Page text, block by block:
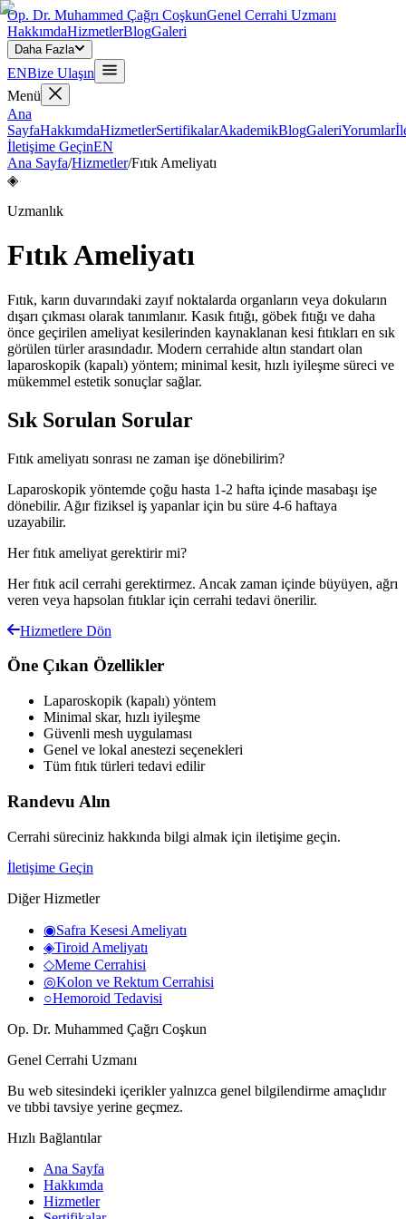
Op. Dr. Muhammed Çağrı CoşkunGenel Cerrahi Uzmanı
HakkımdaHizmetlerBlogGaleri
Daha Fazla
ENBize Ulaşın
Menü
Ana
SayfaHakkımdaHizmetlerSertifikalarAkademikBlogGaleriYorumlar
İletişime GeçinEN
Ana Sayfa/Hizmetler/Fıtık Ameliyatı
◈
Uzmanlık
Fıtık Ameliyatı
Fıtık, karın duvarındaki zayıf noktalarda organların veya dokuların
dışarı çıkması olarak tanımlanır. Kasık fıtığı, göbek fıtığı ve daha
önce geçirilen ameliyat kesilerinden kaynaklanan kesi fıtıkları en sık
görülen türler arasındadır. Modern cerrahide altın standart olan
laparoskopik (kapalı) yöntem; minimal kesit, hızlı iyileşme süreci ve
mükemmel estetik sonuçlar sağlar.
Sık Sorulan Sorular
Fıtık ameliyatı sonrası ne zaman işe dönebilirim?
Laparoskopik yöntemde çoğu hasta 1-2 hafta içinde masabaşı işe
dönebilir. Ağır fiziksel iş yapanlar için bu süre 4-6 haftaya
uzayabilir.
Her fıtık ameliyat gerektirir mi?
Her fıtık acil cerrahi gerektirmez. Ancak zaman içinde büyüyen, ağrı
veren veya hapsolan fıtıklar için cerrahi tedavi önerilir.
Hizmetlere Dön
Öne Çıkan Özellikler
Laparoskopik (kapalı) yöntem
Minimal skar, hızlı iyileşme
Güvenli mesh uygulaması
Genel ve lokal anestezi seçenekleri
Tüm fıtık türleri tedavi edilir
Randevu Alın
Cerrahi süreciniz hakkında bilgi almak için iletişime geçin.
İletişime Geçin
Diğer Hizmetler
◉Safra Kesesi Ameliyatı
◈Tiroid Ameliyatı
◇Meme Cerrahisi
◎Kolon ve Rektum Cerrahisi
○Hemoroid Tedavisi
Op. Dr. Muhammed Çağrı Coşkun
Genel Cerrahi Uzmanı
Bu web sitesindeki içerikler yalnızca genel bilgilendirme amaçlıdır
ve tıbbi tavsiye yerine geçmez.
Hızlı Bağlantılar
Ana Sayfa
Hakkımda
Hizmetler